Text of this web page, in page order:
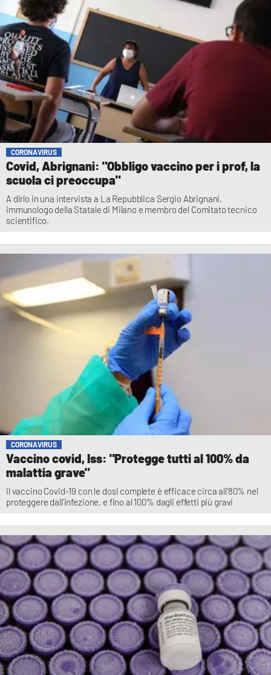
CORONAVIRUS
Covid, Abrignani: "Obbligo vaccino per i prof, la
scuola ci preoccupa"
A dirlo in una intervista a La Repubblica Sergio Abrignani,
immunologo della Statale di Milano e membro del Comitato tecnico
scientifico.
CORONAVIRUS
Vaccino covid, Iss: "Protegge tutti al 100% da
malattia grave"
Il vaccino Covid-19 con le dosi complete è efficace circa all’80% nel
proteggere dall’infezione, e fino al 100% dagli effetti più gravi